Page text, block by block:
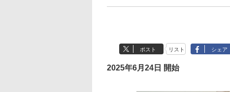
ポスト リスト シェア
2025年6月24日 開始